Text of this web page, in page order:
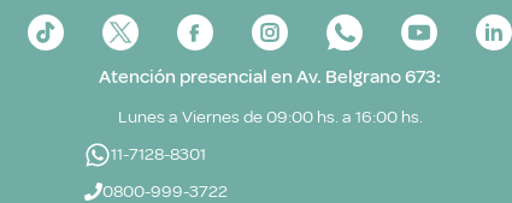
Atención presencial en Av. Belgrano 673:
Lunes a Viernes de 09:00 hs. a 16:00 hs.
11-7128-8301
0800-999-3722